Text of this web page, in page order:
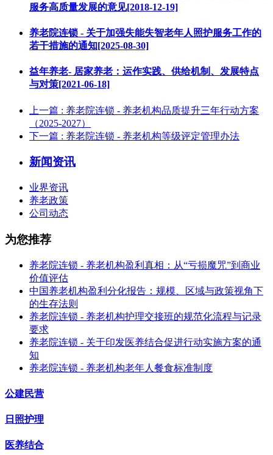
服务高质量发展的意见[2018-12-19]
养老院连锁 - 关于加强失能失智老年人照护服务工作的
若干措施的通知[2025-08-30]
益年养老- 居家养老：运作实践、供给机制、发展特点
与对策[2021-06-18]
上一篇 : 养老院连锁 - 养老机构品质提升三年行动方案
（2025-2027）
下一篇 : 养老院连锁 - 养老机构等级评定管理办法
新闻资讯
业界资讯
养老政策
公司动态
为您推荐
养老院连锁 - 养老机构盈利真相：从“亏损魔咒”到商业
价值评估
中国养老机构盈利分化报告：规模、区域与政策视角下
的生存法则
养老院连锁 - 养老机构护理交接班的规范化流程与记录
要求
养老院连锁 - 关于印发医养结合促进行动实施方案的通
知
养老院连锁 - 养老机构老年人餐食标准制度
公建民营
日照护理
医养结合